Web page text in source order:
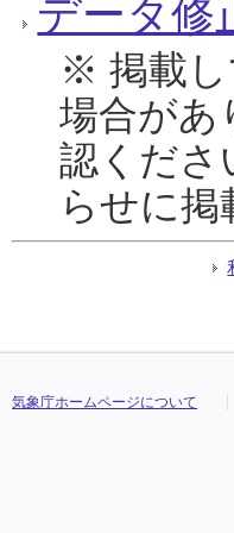
データ修
※ 掲載し
場合があ
認くださ
らせに掲
気象庁ホームページについて